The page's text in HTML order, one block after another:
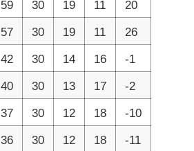
59 30 19 11
20
57 30 19 11
26
42 30 14 16
-1
40 30 13 17
-2
37 30 12 18
-10
36 30 12 18
-11